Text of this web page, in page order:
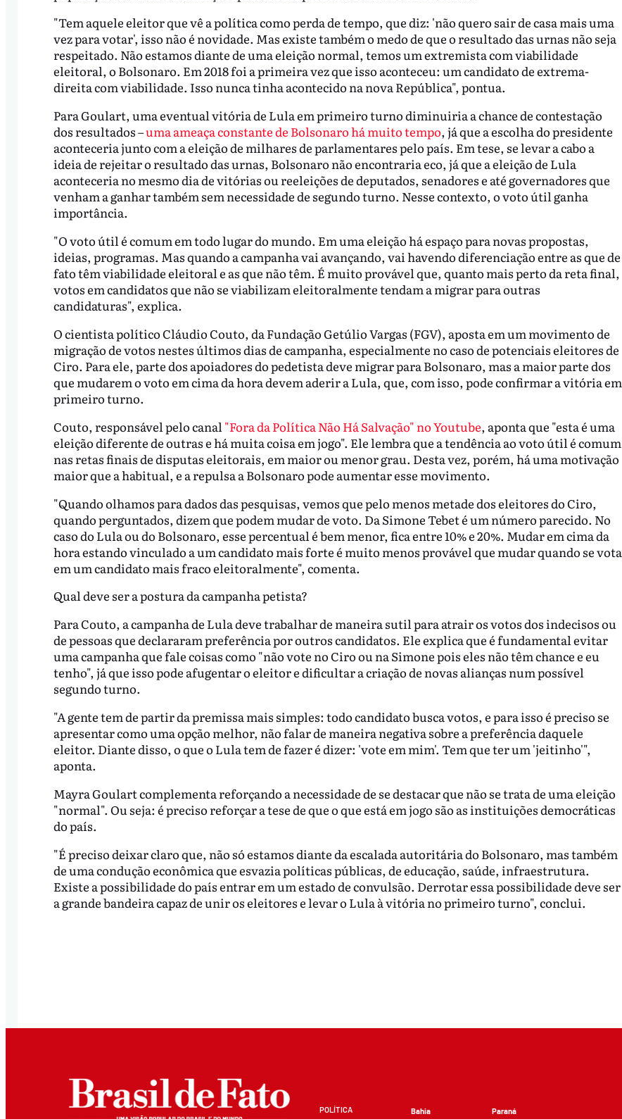
"Tem aquele eleitor que vê a política como perda de tempo, que diz: 'não quero sair de casa mais uma
vez para votar', isso não é novidade. Mas existe também o medo de que o resultado das urnas não seja
respeitado. Não estamos diante de uma eleição normal, temos um extremista com viabilidade
eleitoral, o Bolsonaro. Em 2018 foi a primeira vez que isso aconteceu: um candidato de extrema-
direita com viabilidade. Isso nunca tinha acontecido na nova República", pontua.
Para Goulart, uma eventual vitória de Lula em primeiro turno diminuiria a chance de contestação
dos resultados –uma ameaça constante de Bolsonaro há muito tempo, já que a escolha do presidente
aconteceria junto com a eleição de milhares de parlamentares pelo país. Em tese, se levar a cabo a
ideia de rejeitar o resultado das urnas, Bolsonaro não encontraria eco, já que a eleição de Lula
aconteceria no mesmo dia de vitórias ou reeleições de deputados, senadores e até governadores que
venham a ganhar também sem necessidade de segundo turno. Nesse contexto, o voto útil ganha
importância.
"O voto útil é comum em todo lugar do mundo. Em uma eleição há espaço para novas propostas,
ideias, programas. Mas quando a campanha vai avançando, vai havendo diferenciação entre as que de
fato têm viabilidade eleitoral e as que não têm. É muito provável que, quanto mais perto da reta final,
votos em candidatos que não se viabilizam eleitoralmente tendam a migrar para outras
candidaturas", explica.
O cientista político Cláudio Couto, da Fundação Getúlio Vargas (FGV), aposta em um movimento de
migração de votos nestes últimos dias de campanha, especialmente no caso de potenciais eleitores de
Ciro. Para ele, parte dos apoiadores do pedetista deve migrar para Bolsonaro, mas a maior parte dos
que mudarem o voto em cima da hora devem aderir a Lula, que, com isso, pode confirmar a vitória em
primeiro turno.
Couto, responsável pelo canal "Fora da Política Não Há Salvação" no Youtube, aponta que "esta é uma
eleição diferente de outras e há muita coisa em jogo". Ele lembra que a tendência ao voto útil é comum
nas retas finais de disputas eleitorais, em maior ou menor grau. Desta vez, porém, há uma motivação
maior que a habitual, e a repulsa a Bolsonaro pode aumentar esse movimento.
"Quando olhamos para dados das pesquisas, vemos que pelo menos metade dos eleitores do Ciro,
quando perguntados, dizem que podem mudar de voto. Da Simone Tebet é um número parecido. No
caso do Lula ou do Bolsonaro, esse percentual é bem menor, fica entre 10% e 20%. Mudar em cima da
hora estando vinculado a um candidato mais forte é muito menos provável que mudar quando se vota
em um candidato mais fraco eleitoralmente", comenta.
Qual deve ser a postura da campanha petista?
Para Couto, a campanha de Lula deve trabalhar de maneira sutil para atrair os votos dos indecisos ou
de pessoas que declararam preferência por outros candidatos. Ele explica que é fundamental evitar
uma campanha que fale coisas como "não vote no Ciro ou na Simone pois eles não têm chance e eu
tenho", já que isso pode afugentar o eleitor e dificultar a criação de novas alianças num possível
segundo turno.
"A gente tem de partir da premissa mais simples: todo candidato busca votos, e para isso é preciso se
apresentar como uma opção melhor, não falar de maneira negativa sobre a preferência daquele
eleitor. Diante disso, o que o Lula tem de fazer é dizer: 'vote em mim'. Tem que ter um 'jeitinho'",
aponta.
Mayra Goulart complementa reforçando a necessidade de se destacar que não se trata de uma eleição
"normal". Ou seja: é preciso reforçar a tese de que o que está em jogo são as instituições democráticas
do país.
"É preciso deixar claro que, não só estamos diante da escalada autoritária do Bolsonaro, mas também
de uma condução econômica que esvazia políticas públicas, de educação, saúde, infraestrutura.
Existe a possibilidade do país entrar em um estado de convulsão. Derrotar essa possibilidade deve ser
a grande bandeira capaz de unir os eleitores e levar o Lula à vitória no primeiro turno", conclui.
POLÍTICA Bahia Paraná